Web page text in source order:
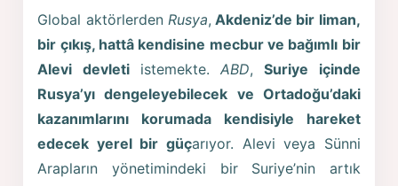
Global aktörlerden Rusya, Akdeniz’de bir liman,
bir çıkış, hattâ kendisine mecbur ve bağımlı bir
Alevi devleti
istemekte.ABD,
Suriye içinde
Rusya’yı dengeleyebilecek ve Ortadoğu’daki
kazanımlarını korumada kendisiyle hareket
edecek yerel bir güçarıyor. Alevi veya Sünni
Arapların yönetimindeki bir Suriye’nin artık